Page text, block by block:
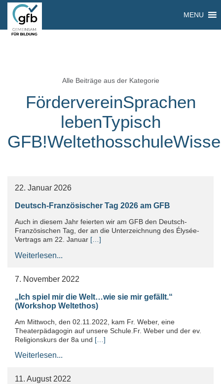
MENU
Alle Beiträge aus der Kategorie
FördervereinSprachen
lebenTypisch
22. Januar 2026
Deutsch-Französischer Tag 2026 am GFB
Auch in diesem Jahr feierten wir am GFB den Deutsch-
Französischen Tag, der an die Unterzeichnung des Élysée-
Vertrags am 22. Januar […]
Weiterlesen...
7. November 2022
„Ich spiel mir die Welt…wie sie mir gefällt.“
(Workshop Weltethos)
Am Mittwoch, den 02.11.2022, kam Fr. Weber, eine
Theaterpädagogin auf unsere Schule.Fr. Weber und der ev.
Religionskurs der 8a und […]
Weiterlesen...
11. August 2022